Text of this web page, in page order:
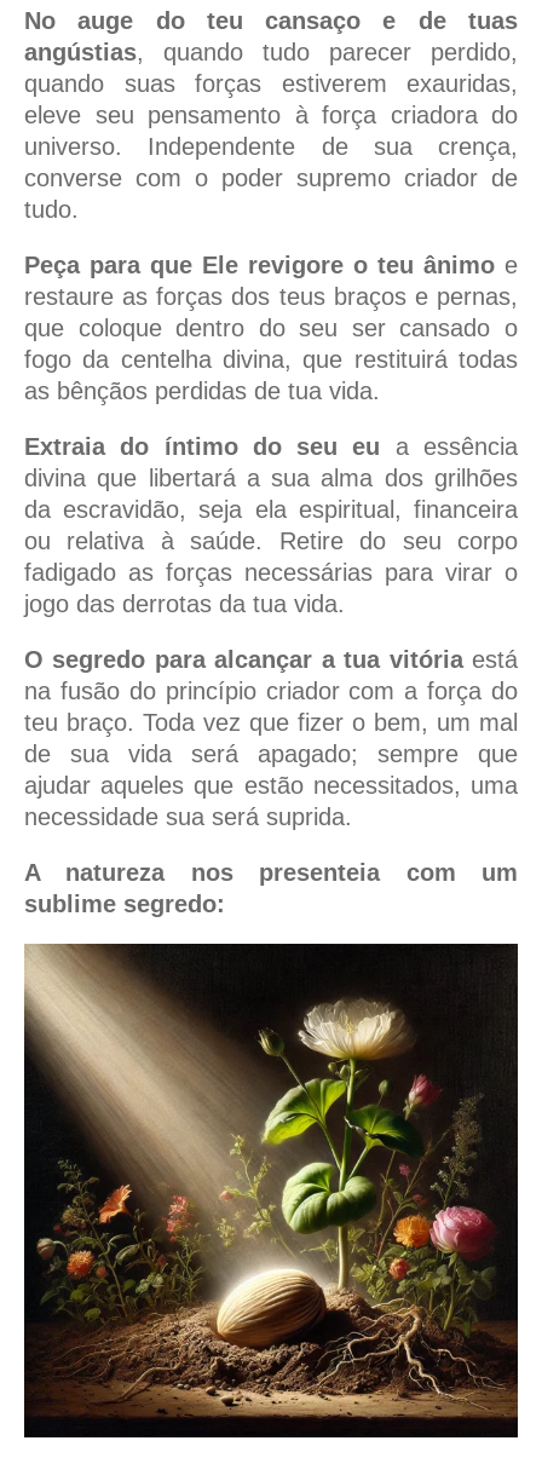
No auge do teu cansaço e de tuas
angústias, quando tudo parecer perdido,
quando suas forças estiverem exauridas,
eleve seu pensamento à força criadora do
universo. Independente de sua crença,
converse com o poder supremo criador de
tudo.
Peça para que Ele revigore o teu ânimo e
restaure as forças dos teus braços e pernas,
que coloque dentro do seu ser cansado o
fogo da centelha divina, que restituirá todas
as bênçãos perdidas de tua vida.
Extraia do íntimo do seu eu a essência
divina que libertará a sua alma dos grilhões
da escravidão, seja ela espiritual, financeira
ou relativa à saúde. Retire do seu corpo
fadigado as forças necessárias para virar o
jogo das derrotas da tua vida.
O segredo para alcançar a tua vitóriaestá
na fusão do princípio criador com a força do
teu braço. Toda vez que fizer o bem, um mal
de sua vida será apagado; sempre que
ajudar aqueles que estão necessitados, uma
necessidade sua será suprida.
A natureza nos presenteia com um
sublime segredo: